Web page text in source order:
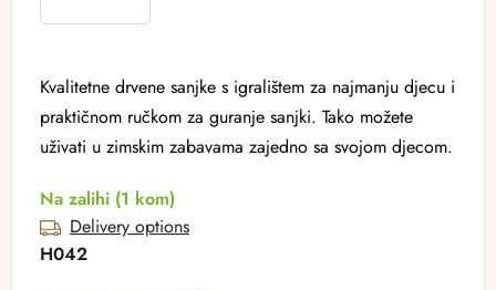
Kvalitetne drvene sanjke s igralištem za najmanju djecu i
praktičnom ručkom za guranje sanjki. Tako možete
uživati ​​u zimskim zabavama zajedno sa svojom djecom.
Na zalihi (1 kom)
Delivery options
H042